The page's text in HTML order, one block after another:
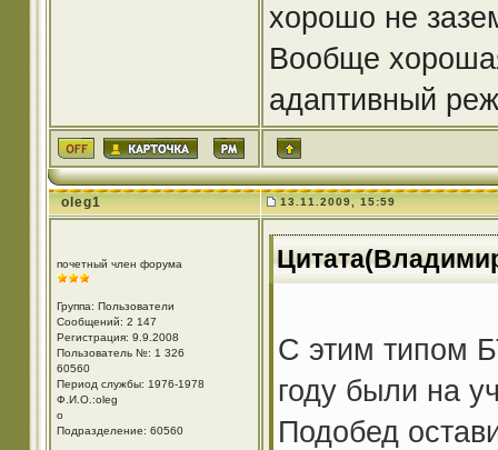
хорошо не
Вообще
адаптивный
oleg1 13.11.2009, 15:59
почетный член форума
Группа: Пользователи
Сообщений: 2 147
Регистрация: 9.9.2008
Пользователь №: 1 326
60560
Период службы: 1976-1978
Ф.И.О.:oleg
o
Подразделение: 60560
С этим типом
году были на
Подобед